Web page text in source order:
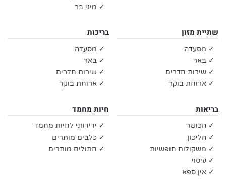
✓ מיני בר
שתיית מזון
✓ מסעדה
✓ באר
✓ שירות חדרים
✓ ארוחת בוקר
בריכות
✓ מסעדה
✓ באר
✓ שירות חדרים
✓ ארוחת בוקר
בריאות
✓ הכושר
✓ הליכון
✓ משקולות חופשיות
✓ עיסוי
✓ אין ספא
חיות מחמד
✓ ידידותי לחיות מחמד
✓ כלבים מותרים
✓ חתולים מותרים